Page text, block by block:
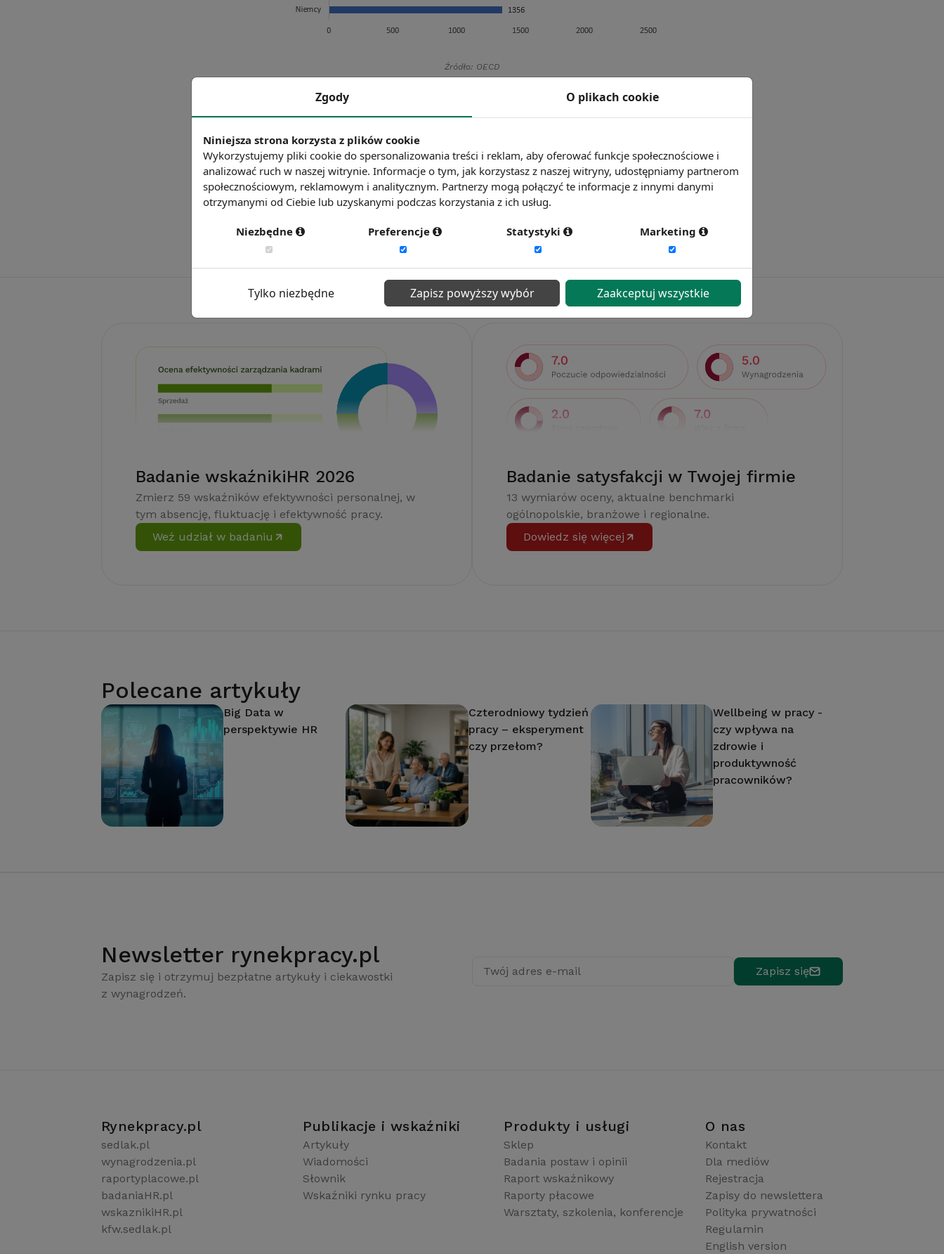
Źródło: OECD
Badanie wskaźnikiHR 2026
Zmierz 59 wskaźników efektywności personalnej, w
tym absencję, fluktuację i efektywność pracy.
Weź udział w badaniu
Badanie satysfakcji w Twojej firmie
13 wymiarów oceny, aktualne benchmarki
ogólnopolskie, branżowe i regionalne.
Dowiedz się więcej
Polecane artykuły
Big Data w
perspektywie HR
Czterodniowy tydzień
pracy – eksperyment
czy przełom?
Wellbeing w pracy -
czy wpływa na
zdrowie i
produktywność
pracowników?
Newsletter rynekpracy.pl
Zapisz się i otrzymuj bezpłatne artykuły i ciekawostki
z wynagrodzeń.
Twój adres e-mail Zapisz się
Rynekpracy.pl
sedlak.pl
wynagrodzenia.pl
raportyplacowe.pl
badaniaHR.pl
wskaznikiHR.pl
kfw.sedlak.pl
Publikacje i wskaźniki
Artykuły
Wiadomości
Słownik
Wskaźniki rynku pracy
Produkty i usługi
Sklep
Badania postaw i opinii
Raport wskaźnikowy
Raporty płacowe
Warsztaty, szkolenia, konferencje
O nas
Kontakt
Dla mediów
Rejestracja
Zapisy do newslettera
Polityka prywatności
Regulamin
English version
Zgody O plikach cookie
Niniejsza strona korzysta z plików cookie
Wykorzystujemy pliki cookie do spersonalizowania treści i reklam, aby oferować funkcje społecznościowe i
analizować ruch w naszej witrynie. Informacje o tym, jak korzystasz z naszej witryny, udostępniamy partnerom
społecznościowym, reklamowym i analitycznym. Partnerzy mogą połączyć te informacje z innymi danymi
otrzymanymi od Ciebie lub uzyskanymi podczas korzystania z ich usług.
Niezbędne Preferencje Statystyki Marketing
Tylko niezbędne Zapisz powyższy wybór Zaakceptuj wszystkie